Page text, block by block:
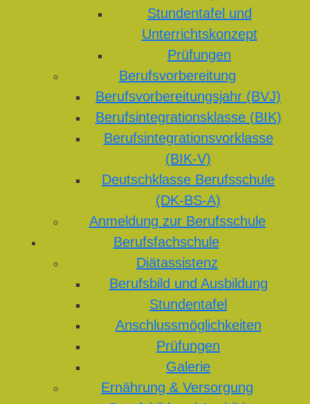
Stundentafel und
Unterrichtskonzept
Prüfungen
Berufsvorbereitung
Berufsvorbereitungsjahr (BVJ)
Berufsintegrationsklasse (BIK)
Berufsintegrationsvorklasse
(BIK-V)
Deutschklasse Berufsschule
(DK-BS-A)
Anmeldung zur Berufsschule
Berufsfachschule
Diätassistenz
Berufsbild und Ausbildung
Stundentafel
Anschlussmöglichkeiten
Prüfungen
Galerie
Ernährung & Versorgung